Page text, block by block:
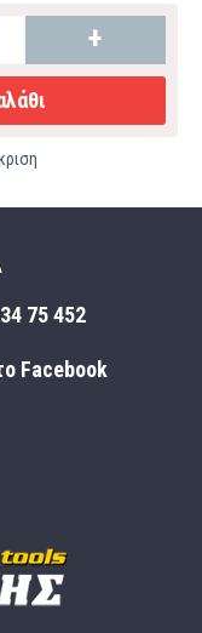
+
75 452
Facebook